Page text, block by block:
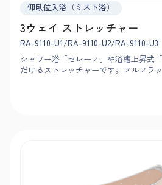
仰臥位入浴（ミスト浴）
3ウェイ ストレッチャー
RA-9110-U1/RA-9110-U2/RA-9110-U3
シャワー浴「セレーノ」や浴槽上昇式
だけるストレッチャーです。フルフラ